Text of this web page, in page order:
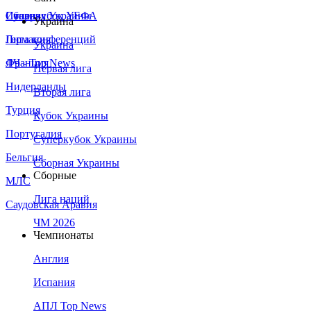
Сборная Украины
Италия
Германия
Франция
Нидерланды
Турция
Португалия
Бельгия
МЛС
Саудовская Аравия
Суперкубок УЕФА
Лига конференций
ЛЧ - Top News
Украина
Украина
Первая лига
Вторая лига
Кубок Украины
Суперкубок Украины
Сборная Украины
Сборные
Лига наций
ЧМ 2026
Чемпионаты
Англия
Испания
АПЛ Top News